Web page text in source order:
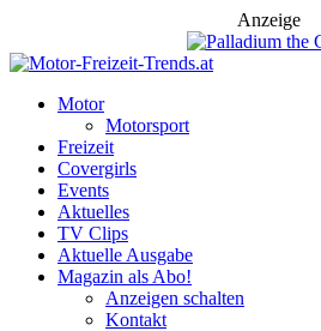
Anzeige
Motor
Motorsport
Freizeit
Covergirls
Events
Aktuelles
TV Clips
Aktuelle Ausgabe
Magazin als Abo!
Anzeigen schalten
Kontakt